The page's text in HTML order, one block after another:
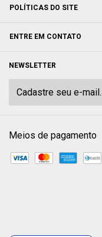
POLÍTICAS DO SITE
ENTRE EM CONTATO
NEWSLETTER
Meios de pagamento